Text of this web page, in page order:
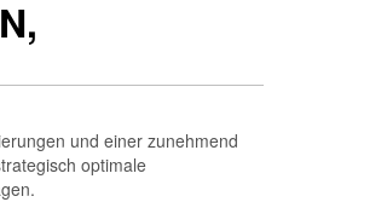
und einer zunehmend
optimale